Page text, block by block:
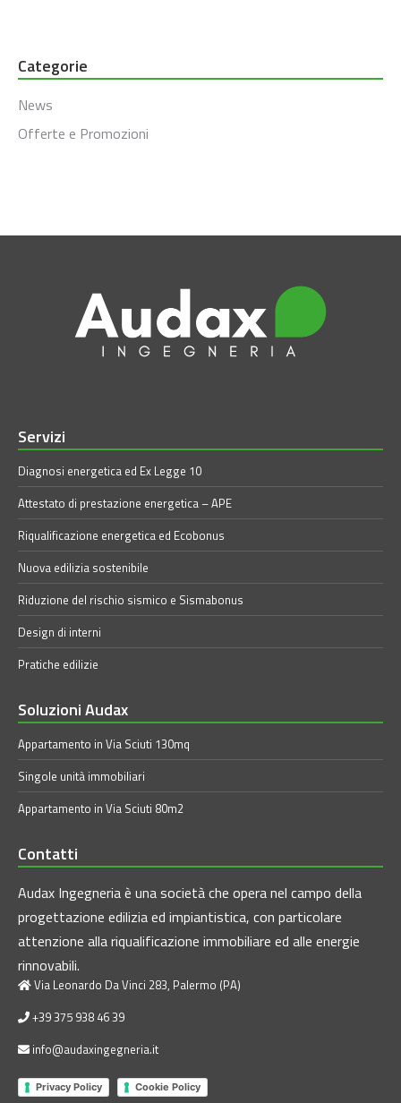
Categorie
News
Offerte e Promozioni
Servizi
Diagnosi energetica ed Ex Legge 10
Attestato di prestazione energetica – APE
Riqualificazione energetica ed Ecobonus
Nuova edilizia sostenibile
Riduzione del rischio sismico e Sismabonus
Design di interni
Pratiche edilizie
Soluzioni Audax
Appartamento in Via Sciuti 130mq
Singole unità immobiliari
Appartamento in Via Sciuti 80m2
Contatti
Audax Ingegneria è una società che opera nel campo della
progettazione edilizia ed impiantistica, con particolare
attenzione alla riqualificazione immobiliare ed alle energie
rinnovabili.
Via Leonardo Da Vinci 283, Palermo (PA)
+39 375 938 46 39
info@audaxingegneria.it
Privacy Policy Cookie Policy